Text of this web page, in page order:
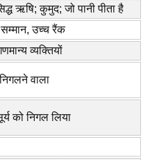
ऋषि; कुमुद; जो पानी पीता है
उच्च रैंक
व्यक्तियों
वाला
को निगल लिया